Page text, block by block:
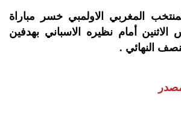
المغربي الاولمبي خسر مباراة
أمام نظيره الاسباني بهدفين
النهائي .